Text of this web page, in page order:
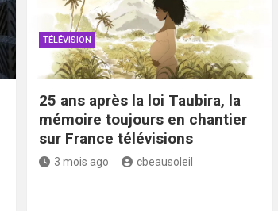
TÉLÉVISION
25 ans après la loi Taubira, la
mémoire toujours en chantier
sur France télévisions
3 mois ago cbeausoleil